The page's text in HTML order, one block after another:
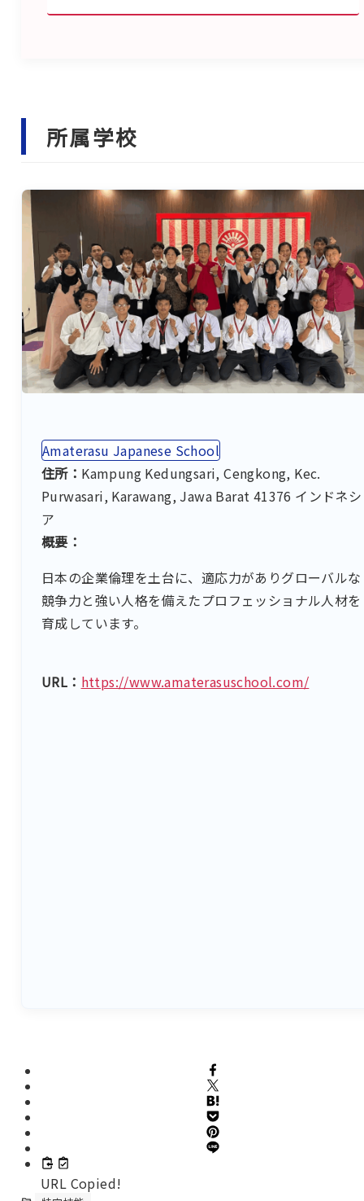
所属学校
Amaterasu Japanese School
住所： Kampung Kedungsari, Cengkong, Kec.
Purwasari, Karawang, Jawa Barat 41376 インドネシ
ア
概要：
日本の企業倫理を土台に、適応力がありグローバルな
競争力と強い人格を備えたプロフェッショナル人材を
育成しています。
URL： https://www.amaterasuschool.com/
URL Copied!